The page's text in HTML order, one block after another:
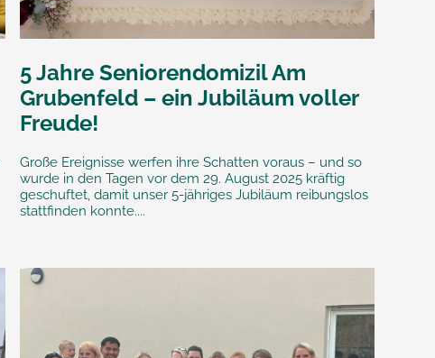
5 Jahre Seniorendomizil Am
Grubenfeld – ein Jubiläum voller
Freude!
Große Ereignisse werfen ihre Schatten voraus – und so
wurde in den Tagen vor dem 29. August 2025 kräftig
geschuftet, damit unser 5-jähriges Jubiläum reibungslos
stattfinden konnte....